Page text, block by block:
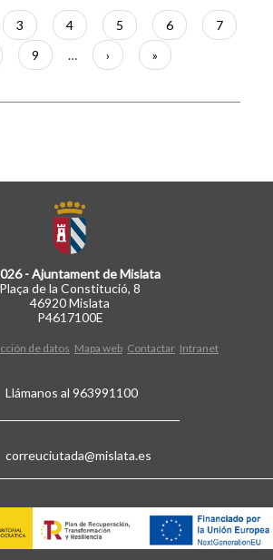
Página
3 Página
4 Página
5 Página
6 Página
7
Página
9 …
Siguiente
página
›
Última
página
»
- Ajuntament de Mislata
Plaça de la Constitució, 8
46920 Mislata
P4617100E
de datos Mapa web Contactar Intranet
Llámanos al 963991100
correuciutada@mislata.es